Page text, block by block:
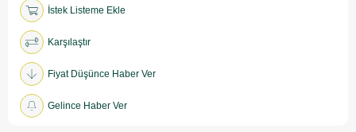
İstek Listeme Ekle
Karşılaştır
Fiyat Düşünce Haber Ver
Gelince Haber Ver